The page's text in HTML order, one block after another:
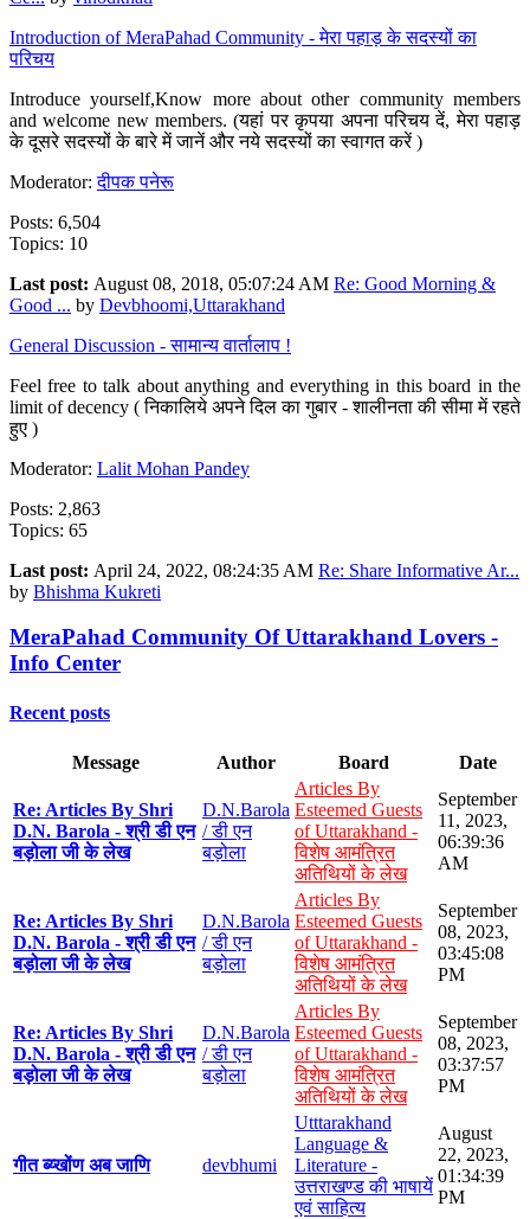
Introduction of MeraPahad Community - मेरा पहाड़ के सदस्यों का
परिचय
Introduce yourself,Know more about other community members
and welcome new members. (यहां पर कृपया अपना परिचय दें, मेरा पहाड़
के दूसरे सदस्यों के बारे में जानें और नये सदस्यों का स्वागत करें )
Moderator:दीपक पनेरू
Posts: 6,504
Topics: 10
Last post: August 08, 2018, 05:07:24 AM Re: Good Morning &
Good ... by Devbhoomi,Uttarakhand
General Discussion - सामान्य वार्तालाप !
Feel free to talk about anything and everything in this board in the
limit of decency ( निकालिये अपने दिल का गुबार - शालीनता की सीमा में रहते
हुए )
Moderator: Lalit Mohan Pandey
Posts: 2,863
Topics: 65
Last post: April 24, 2022, 08:24:35 AM Re: Share Informative Ar...
by Bhishma Kukreti
MeraPahad Community Of Uttarakhand Lovers -
Info Center
Recent posts
Message Author Board Date
Re: Articles By Shri
D.N. Barola - श्री डी एन
बड़ोला जी के लेख
D.N.Barola
/ डी एन
बड़ोला
Articles By
Esteemed Guests
of Uttarakhand -
विशेष आमंत्रित
अतिथियों के लेख
September
11, 2023,
06:39:36
AM
Re: Articles By Shri
D.N. Barola - श्री डी एन
बड़ोला जी के लेख
D.N.Barola
/ डी एन
बड़ोला
Articles By
Esteemed Guests
of Uttarakhand -
विशेष आमंत्रित
अतिथियों के लेख
September
08, 2023,
03:45:08
PM
Re: Articles By Shri
D.N. Barola - श्री डी एन
बड़ोला जी के लेख
D.N.Barola
/ डी एन
बड़ोला
Articles By
Esteemed Guests
of Uttarakhand -
विशेष आमंत्रित
अतिथियों के लेख
September
08, 2023,
03:37:57
PM
गीत ब्य्खोंण अब जाणि devbhumi
Utttarakhand
Language &
Literature -
उत्तराखण्ड की भाषायें
एवं साहित्य
August
22, 2023,
01:34:39
PM